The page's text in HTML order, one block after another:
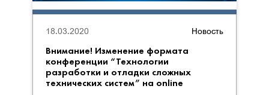
Новость
Внимание! Изменение формата
конференции “Технологии
разработки и отладки сложных
технических систем” на online
18.03.2020